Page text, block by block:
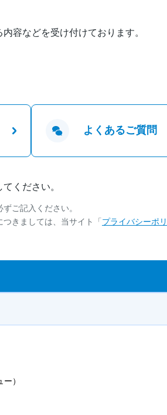
容などを受け付けております。
よくあるご質問
ください。
ご記入ください。
きましては、当サイト「 プライバシーポ
）